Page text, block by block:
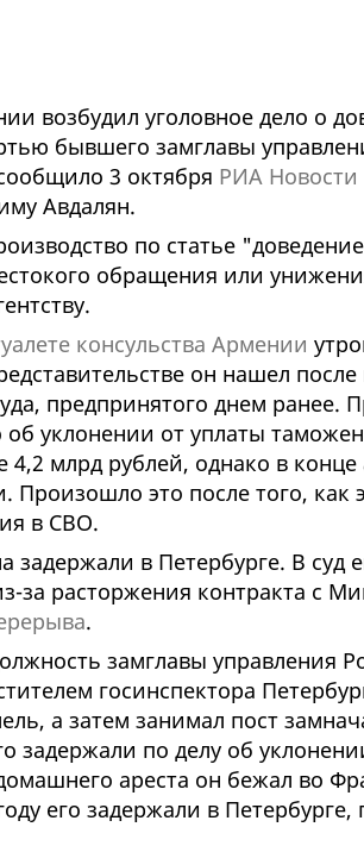
возбудил уголовное дело о
бывшего замглавы
3 октября РИА Новости
Авдалян.
по статье
обращения или
консульства Армении
он нашел после
предпринятого днем ранее.
об уклонении от уплаты
млрд рублей, однако в конце
Произошло это после того, как
в СВО.
задержали в Петербурге. В суд
за расторжения контракта с
.
замглавы управления
госинспектора
а затем занимал пост
задержали по делу об
ареста он бежал во
его задержали в Петербурге,